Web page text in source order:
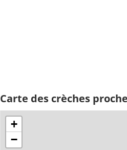
Carte des crèches
+
−